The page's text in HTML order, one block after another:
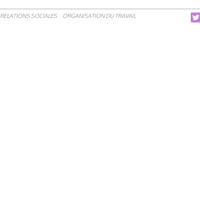
RELATIONS SOCIALES ORGANISATION DU TRAVAIL